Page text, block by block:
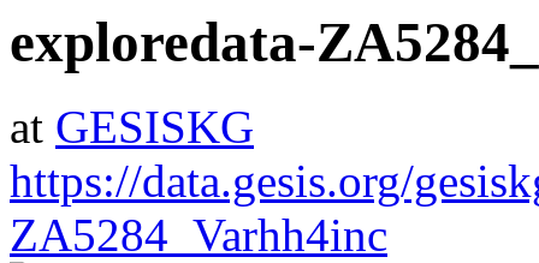
exploredata-
at GESISKG
https://data.gesis.org/
ZA5284_Varhh4inc